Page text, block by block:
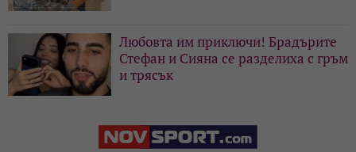
Любовта им приключи! Брадърите
Стефан и Сияна се разделиха с гръм
и трясък